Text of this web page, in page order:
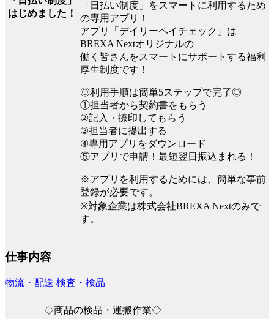
はじめました！
「日払い制度」をスマートに利用するため
の専用アプリ！
アプリ「デイリーペイチェック」は
BREXA Nextオリジナルの
働く皆さんをスマートにサポートする福利
厚生制度です！
◎利用手順は簡単5ステップで完了◎
①担当者から契約書をもらう
②記入・捺印してもらう
③担当者に提出する
④専用アプリをダウンロード
⑤アプリで申請！最短翌日振込まれる！
※アプリを利用するためには、簡単な事前
登録が必要です。
※対象企業は株式会社BREXA Nextのみで
す。
仕事内容
物流・配送 検査・検品
◇商品の検品・運搬作業◇